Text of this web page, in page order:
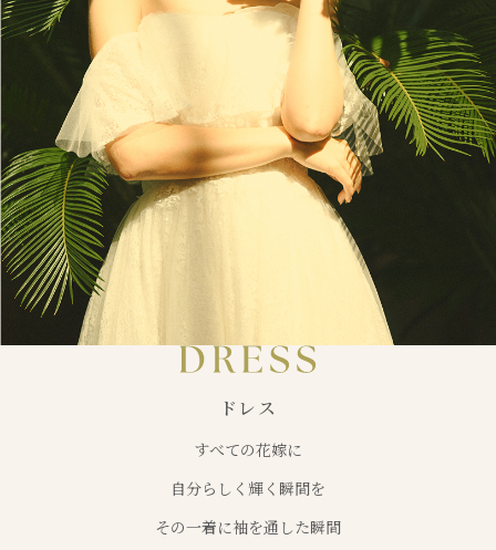
ドレス
すべての花嫁に
自分らしく輝く瞬間を
その一着に袖を通した瞬間